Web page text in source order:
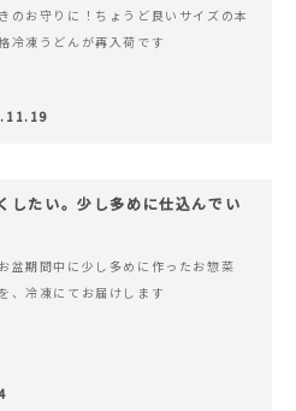
きのお守りに！ちょうど良いサイズの本
冷凍うどんが再入荷です
したい。少し多めに仕込んでい
お盆期間中に少し多めに作ったお惣菜
を、冷凍にてお届けします